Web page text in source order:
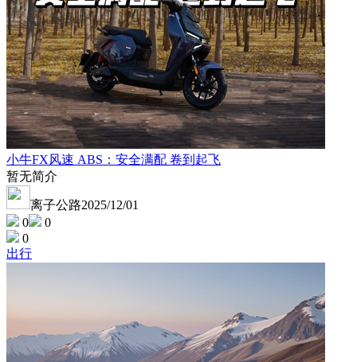
小牛FX风速 ABS：安全满配 卷到起飞
暂无简介
离子公路2025/12/01
0
0
0
出行